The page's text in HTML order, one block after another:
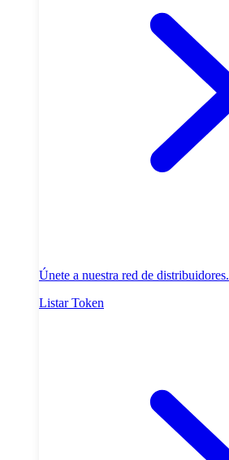
Únete a nuestra red de distribuidores.
Listar Token